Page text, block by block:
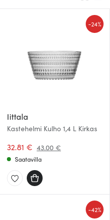
Iittala
Kastehelmi Kulho 1,4 L Kirkas
32.81 € 43.00 €
-24%
Saatavilla
-42%